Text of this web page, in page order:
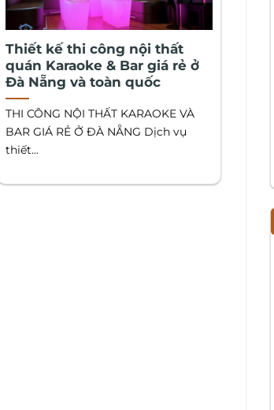
Thiết kế thi công nội thất
quán Karaoke & Bar giá rẻ ở
Đà Nẵng và toàn quốc
THI CÔNG NỘI THẤT KARAOKE VÀ
BAR GIÁ RẺ Ở ĐÀ NẴNG Dịch vụ
thiết...